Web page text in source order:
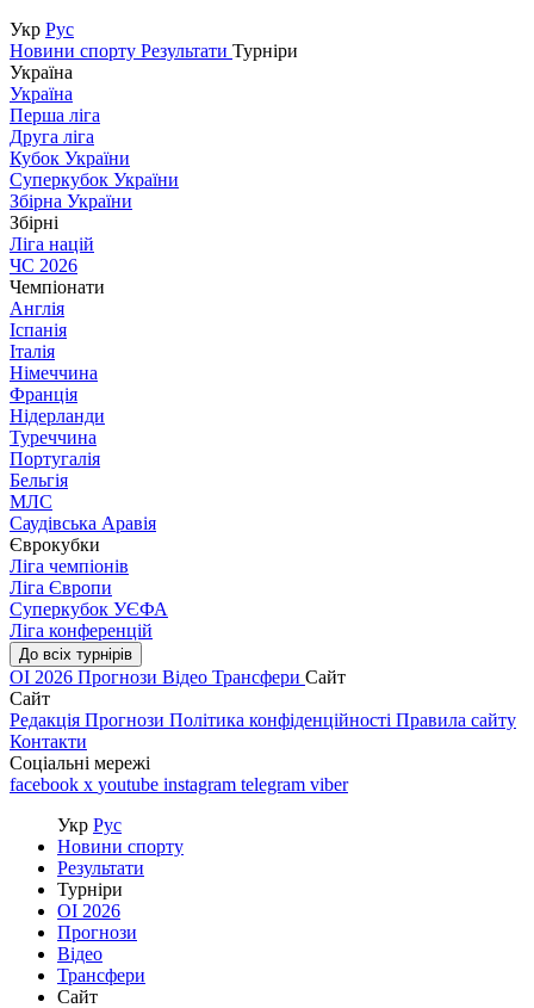
Укр Рус
Новини спорту Результати Турніри
Україна
Україна
Перша ліга
Друга ліга
Кубок України
Суперкубок України
Збірна України
Збірні
Ліга націй
ЧС 2026
Чемпіонати
Англія
Іспанія
Італія
Німеччина
Франція
Нідерланди
Туреччина
Португалія
Бельгія
МЛС
Саудівська Аравія
Єврокубки
Ліга чемпіонів
Ліга Європи
Суперкубок УЄФА
Ліга конференцій
До всіх турнірів
ОІ 2026 Прогнози Відео Трансфери Сайт
Сайт
Редакція Прогнози Політика конфіденційності Правила сайту
Контакти
Соціальні мережі
facebook x youtube instagram telegram viber
Укр Рус
Новини спорту
Результати
Турніри
ОІ 2026
Прогнози
Відео
Трансфери
Сайт